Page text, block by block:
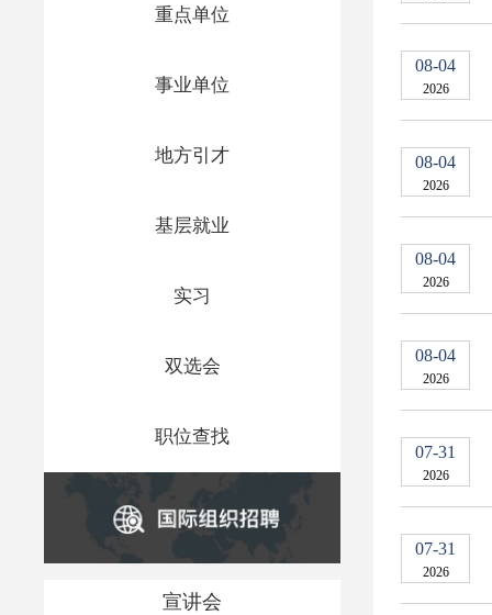
重点单位
事业单位
地方引才
基层就业
实习
双选会
职位查找
宣讲会
08-04
2026
08-04
2026
08-04
2026
08-04
2026
07-31
2026
07-31
2026